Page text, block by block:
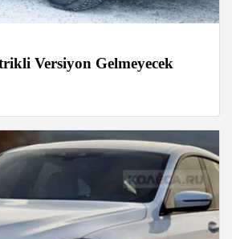
Versiyon Gelmeyecek